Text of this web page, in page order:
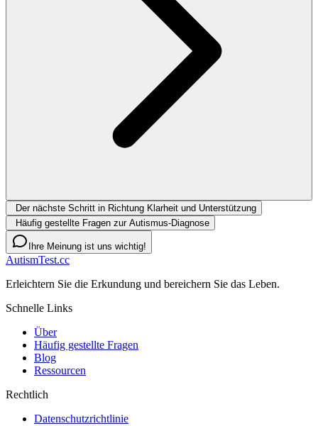
Der nächste Schritt in Richtung Klarheit und Unterstützung
Häufig gestellte Fragen zur Autismus-Diagnose
Ihre Meinung ist uns wichtig!
AutismTest.cc
Erleichtern Sie die Erkundung und bereichern Sie das Leben.
Schnelle Links
Über
Häufig gestellte Fragen
Blog
Ressourcen
Rechtlich
Datenschutzrichtlinie